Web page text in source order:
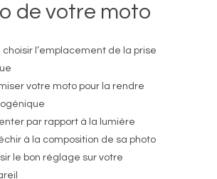
de votre moto
choisir l’emplacement de la prise
votre moto pour la rendre
par rapport à la lumière
à la composition de sa photo
le bon réglage sur votre